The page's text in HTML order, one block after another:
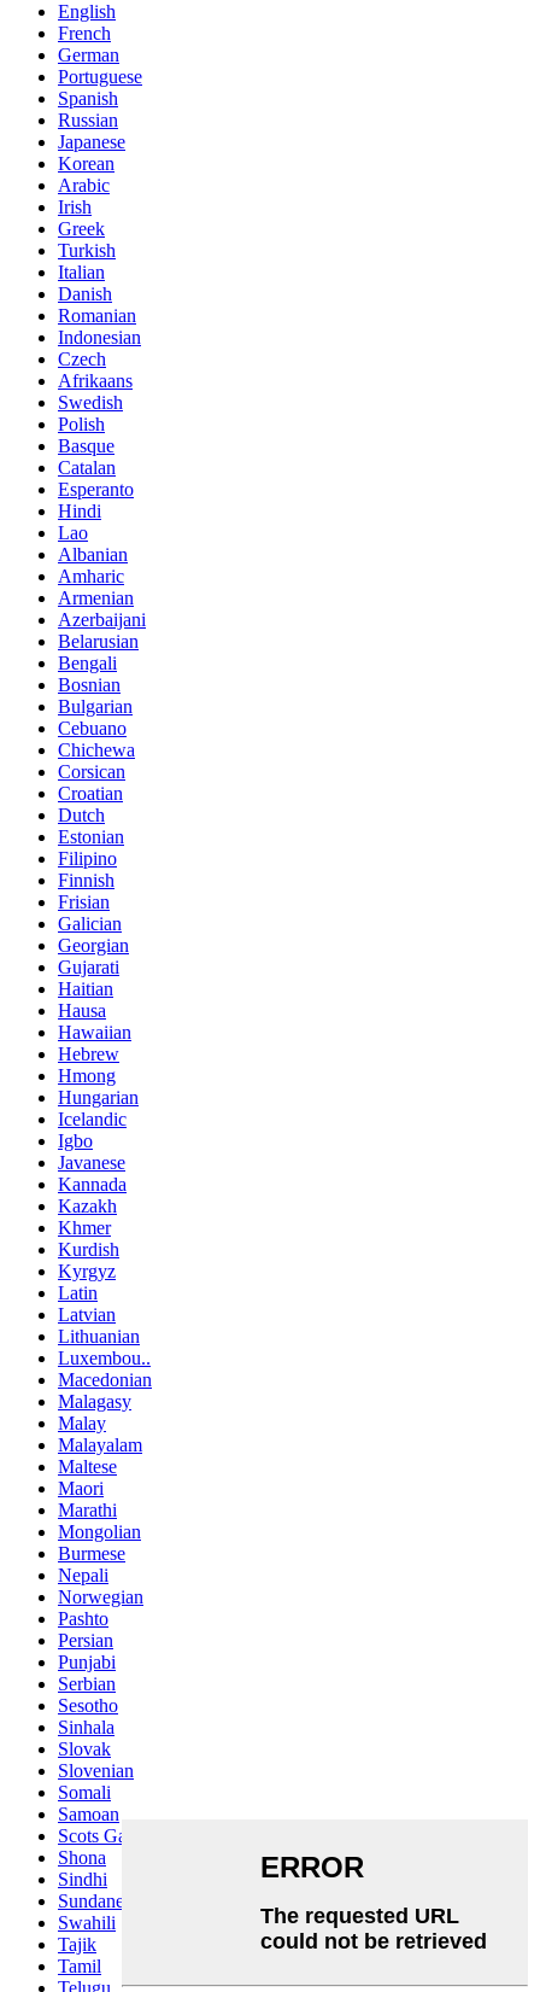
English
French
German
Portuguese
Spanish
Russian
Japanese
Korean
Arabic
Irish
Greek
Turkish
Italian
Danish
Romanian
Indonesian
Czech
Afrikaans
Swedish
Polish
Basque
Catalan
Esperanto
Hindi
Lao
Albanian
Amharic
Armenian
Azerbaijani
Belarusian
Bengali
Bosnian
Bulgarian
Cebuano
Chichewa
Corsican
Croatian
Dutch
Estonian
Filipino
Finnish
Frisian
Galician
Georgian
Gujarati
Haitian
Hausa
Hawaiian
Hebrew
Hmong
Hungarian
Icelandic
Igbo
Javanese
Kannada
Kazakh
Khmer
Kurdish
Kyrgyz
Latin
Latvian
Lithuanian
Luxembou..
Macedonian
Malagasy
Malay
Malayalam
Maltese
Maori
Marathi
Mongolian
Burmese
Nepali
Norwegian
Pashto
Persian
Punjabi
Serbian
Sesotho
Sinhala
Slovak
Slovenian
Somali
Samoan
Scots Gaelic
Shona
Sindhi
Sundanese
Swahili
Tajik
Tamil